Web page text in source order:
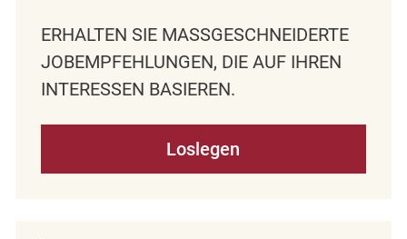
ERHALTEN SIE MASSGESCHNEIDERTE J
OBEMPFEHLUNGEN, DIE AUF IHREN I
NTERESSEN BASIEREN.
Loslegen